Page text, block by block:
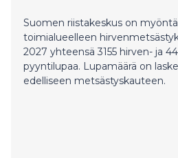
Suomen riistakeskus on
toimialueelleen
2027 yhteensä 3155 hirven- ja
pyyntilupaa. Lupamäärä on
edelliseen metsästyskauteen.